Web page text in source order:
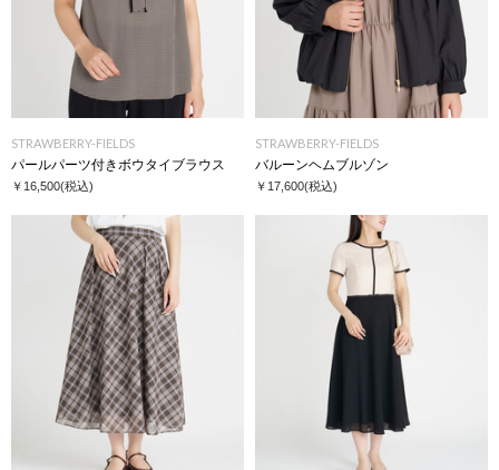
STRAWBERRY-FIELDS
パールパーツ付きボウタイブラウス
￥16,500(税込)
STRAWBERRY-FIELDS
バルーンヘムブルゾン
￥17,600(税込)